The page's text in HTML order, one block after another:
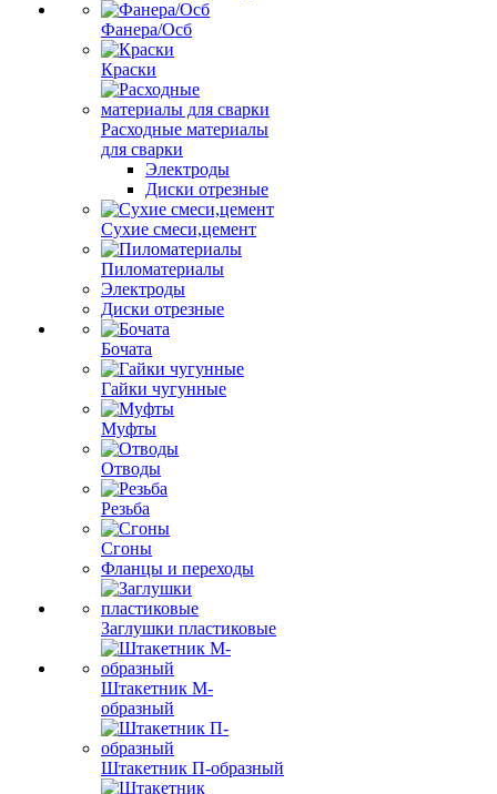
Фанера/Осб
Краски
Расходные материалы
для сварки
Электроды
Диски отрезные
Сухие смеси,цемент
Пиломатериалы
Электроды
Диски отрезные
Бочата
Гайки чугунные
Муфты
Отводы
Резьба
Сгоны
Фланцы и переходы
Заглушки пластиковые
Штакетник М-
образный
Штакетник П-образный